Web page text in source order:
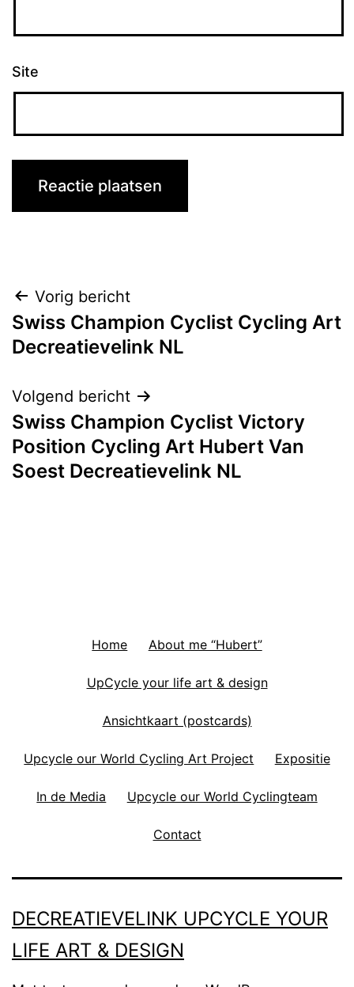
Site
Bericht
navigatie
Vorig bericht
Swiss Champion Cyclist Cycling Art
Decreatievelink NL
Volgend bericht
Swiss Champion Cyclist Victory
Position Cycling Art Hubert Van
Soest Decreatievelink NL
Home About me “Hubert”
UpCycle your life art & design
Ansichtkaart (postcards)
Upcycle our World Cycling Art Project Expositie
In de Media Upcycle our World Cyclingteam
Contact
DECREATIEVELINK UPCYCLE YOUR
LIFE ART & DESIGN